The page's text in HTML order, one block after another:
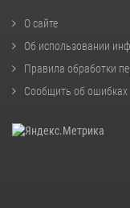
О сайте
Об использовании
Правила обработки
Сообщить об ошибках